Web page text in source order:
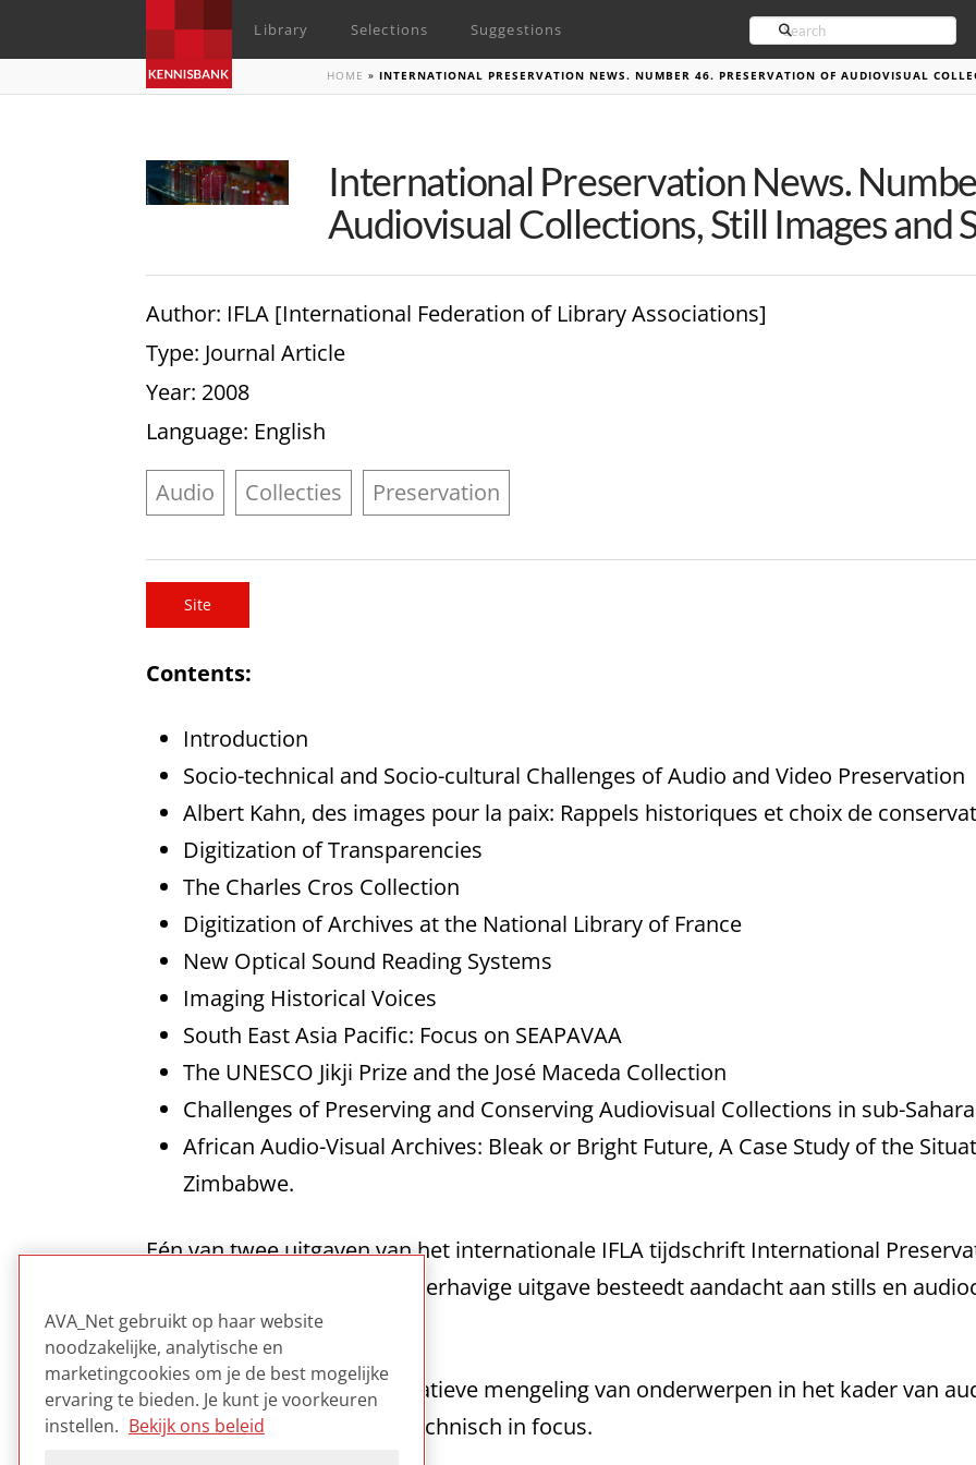
Library Selections Suggestions Search
HOME »INTERNATIONAL PRESERVATION NEWS. NUMBER 46. PRESERVATION OF AUDIOVISUAL
International Preservation News.
Audiovisual Collections, Still Images and
Author: IFLA [International Federation of Library Associations]
Type: Journal Article
Year: 2008
Language: English
Audio Collecties Preservation
Site
Contents:
Introduction
Socio-technical and Socio-cultural Challenges of Audio and Video Preservation
Albert Kahn, des images pour la paix: Rappels historiques et choix de
Digitization of Transparencies
The Charles Cros Collection
Digitization of Archives at the National Library of France
New Optical Sound Reading Systems
Imaging Historical Voices
South East Asia Pacific: Focus on SEAPAVAA
The UNESCO Jikji Prize and the José Maceda Collection
Challenges of Preserving and Conserving Audiovisual Collections in sub-
African Audio-Visual Archives: Bleak or Bright Future, A Case Study of the
Zimbabwe.
Eén van twee uitgaven van het internationale IFLA tijdschrift International
audiovisuele collecties. Onderhavige uitgave besteedt aandacht aan stills en
bewegend beeld.
Een interessante en informatieve mengeling van onderwerpen in het kader van
algemeen-theoretisch tot technisch in focus.
AVA_Net gebruikt op haar website
noodzakelijke, analytische en
marketingcookies om je de best mogelijke
ervaring te bieden. Je kunt je voorkeuren
instellen. Bekijk ons beleid